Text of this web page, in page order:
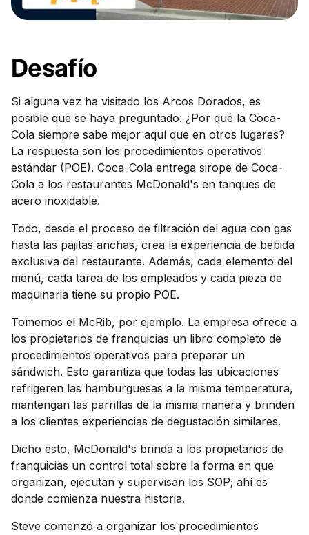
Desafío
Si alguna vez ha visitado los Arcos Dorados, es
posible que se haya preguntado: ¿Por qué la Coca-
Cola siempre sabe mejor aquí que en otros lugares?
La respuesta son los procedimientos operativos
estándar (POE). Coca-Cola entrega sirope de Coca-
Cola a los restaurantes McDonald's en tanques de
acero inoxidable.
Todo, desde el proceso de filtración del agua con gas
hasta las pajitas anchas, crea la experiencia de bebida
exclusiva del restaurante. Además, cada elemento del
menú, cada tarea de los empleados y cada pieza de
maquinaria tiene su propio POE.
Tomemos el McRib, por ejemplo. La empresa ofrece a
los propietarios de franquicias un libro completo de
procedimientos operativos para preparar un
sándwich. Esto garantiza que todas las ubicaciones
refrigeren las hamburguesas a la misma temperatura,
mantengan las parrillas de la misma manera y brinden
a los clientes experiencias de degustación similares.
Dicho esto, McDonald's brinda a los propietarios de
franquicias un control total sobre la forma en que
organizan, ejecutan y supervisan los SOP; ahí es
donde comienza nuestra historia.
Steve comenzó a organizar los procedimientos